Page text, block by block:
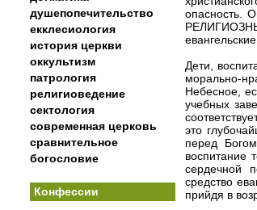
душепопечительство
екклесиология
история церкви
оккультизм
патрология
религиоведение
сектология
современная церковь
сравнительное
богословие
Конфессии
Дети,
морально-
Небесное,
учебных
это
перед
воспитание
сердечной
средство
прийдя в